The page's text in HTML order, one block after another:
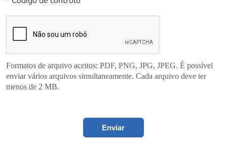
Formatos de arquivo aceitos: PDF, PNG, JPG, JPEG. É possível
enviar vários arquivos simultaneamente. Cada arquivo deve ter
menos de 2 MB.
Enviar